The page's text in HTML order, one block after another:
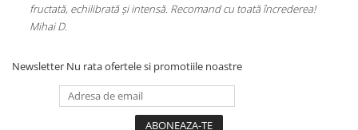
fructată, echilibrată și intensă. Recomand cu toată încrederea!
Mihai D.
Newsletter Nu rata ofertele si promotiile noastre